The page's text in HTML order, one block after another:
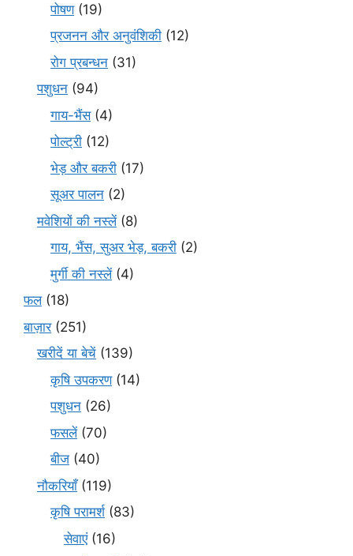
पोषण(19)
प्रजनन और अनुवंशिकी (12)
रोग प्रबन्धन (31)
पशुधन (94)
गाय-भैंस(4)
पोल्ट्री (12)
भेड़ और बकरी (17)
सूअर पालन (2)
मवेशियों की नस्लें(8)
गाय, भैंस, सुअर भेड़, बकरी (2)
मुर्गी की नस्लें(4)
फल(18)
बाज़ार(251)
खरीदें या बेचें (139)
कृषि उपकरण(14)
पशुधन (26)
फसलें(70)
बीज (40)
नौकरियाँ(119)
कृषि परामर्श(83)
सेवाएं(16)